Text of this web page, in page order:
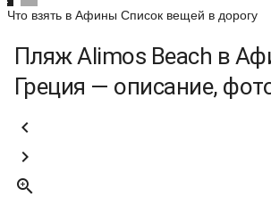
Что взять в Афины Список вещей в дорогу
Пляж Alimos Beach в
Греция — описание,


